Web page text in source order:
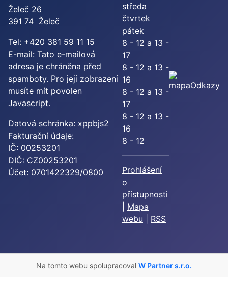
Želeč 26
391 74 Želeč
Tel: +420 381 59 11 15
E-mail: Tato e-mailová
adresa je chráněna před
spamboty. Pro její zobrazení
musíte mít povolen
Javascript.
Datová schránka: xppbjs2
Fakturační údaje:
IČ: 00253201
DIČ: CZ00253201
Účet: 0701422329/0800
středa
čtvrtek
pátek
8 - 12 a 13 -
17
8 - 12 a 13 -
16
8 - 12 a 13 -
17
8 - 12 a 13 -
16
8 - 12
Prohlášení
o
přístupnosti
Mapa
webu
RSS
Odkazy
Na tomto webu spolupracoval W Partner s.r.o.